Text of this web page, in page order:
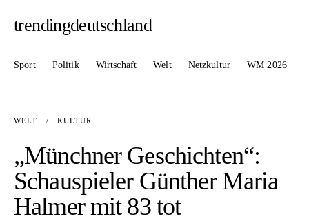
trendingdeutschland
Sport Politik Wirtschaft Welt Netzkultur WM 2026
WELT / KULTUR
„Münchner Geschichten“:
Schauspieler Günther Maria
Halmer mit 83 tot